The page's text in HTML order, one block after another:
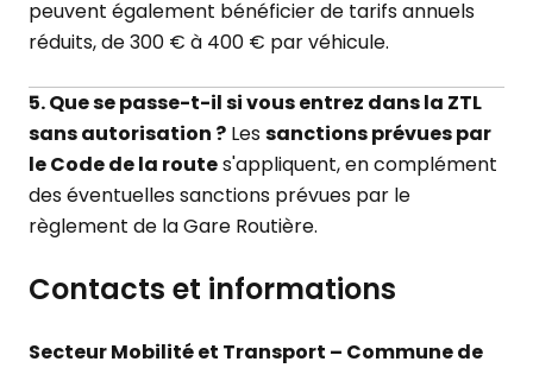
peuvent également bénéficier de tarifs annuels
réduits, de 300 € à 400 € par véhicule.
5. Que se passe-t-il si vous entrez dans la ZTL
sans autorisation ? Lessanctions prévues par
le Code de la routes'appliquent, en complément
des éventuelles sanctions prévues par le
règlement de la Gare Routière.
Contacts et informations
Secteur Mobilité et Transport – Commune de